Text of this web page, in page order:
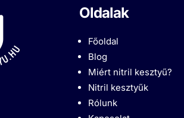
Oldalak
Főoldal
Blog
Miért nitril kesztyű?
Nitril kesztyűk
Rólunk